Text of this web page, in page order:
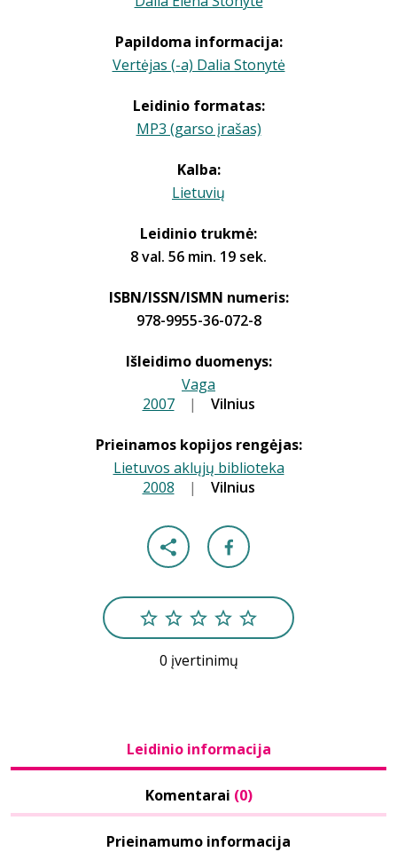
Papildoma informacija:
Vertėjas (-a) Dalia Stonytė
Leidinio formatas:
MP3 (garso įrašas)
Kalba:
Lietuvių
Leidinio trukmė:
8 val. 56 min. 19 sek.
ISBN/ISSN/ISMN numeris:
978-9955-36-072-8
Išleidimo duomenys:
Vaga
2007 | Vilnius
Prieinamos kopijos rengėjas:
Lietuvos aklųjų biblioteka
2008 | Vilnius
0 įvertinimų
Leidinio informacija
Komentarai (0)
Prieinamumo informacija